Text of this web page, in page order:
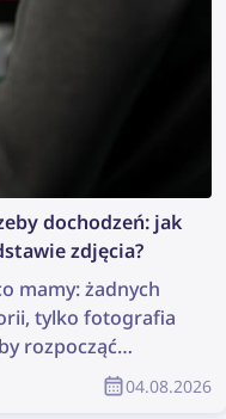
dochodzeń: jak
zdjęcia?
mamy: żadnych
tylko fotografia
rozpocząć
sytuacja, ale04.08.2026